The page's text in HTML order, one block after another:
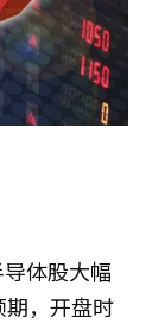
体股大幅
期，开盘时